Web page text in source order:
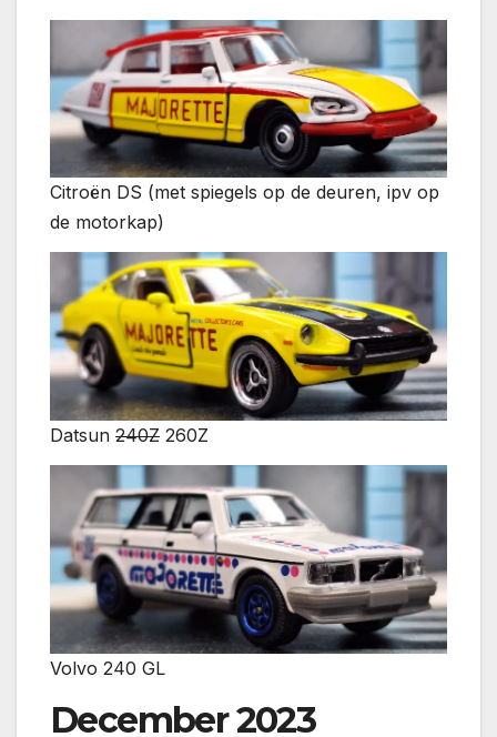
Citroën DS (met spiegels op de deuren, ipv op
de motorkap)
Datsun 240Z 260Z
Volvo 240 GL
December 2023